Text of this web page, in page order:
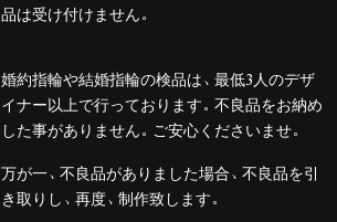
品は受け付けません。
婚約指輪や結婚指輪の検品は、最低3人のデザ
イナー以上で行っております。不良品をお納め
した事がありません。ご安心くださいませ。
万が一、不良品がありました場合、不良品を引
き取りし、再度、制作致します。